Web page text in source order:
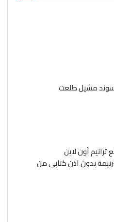
مشيل طلعت
أون لاين
بدون اذن كتابى من